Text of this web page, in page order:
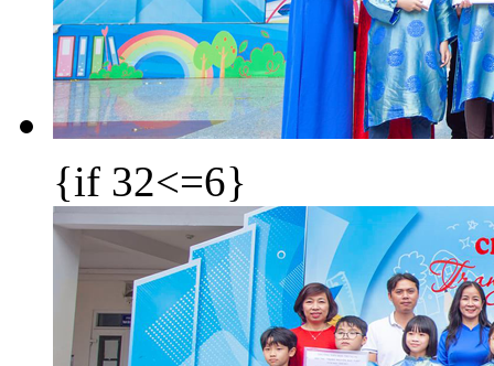
{if 32<=6}